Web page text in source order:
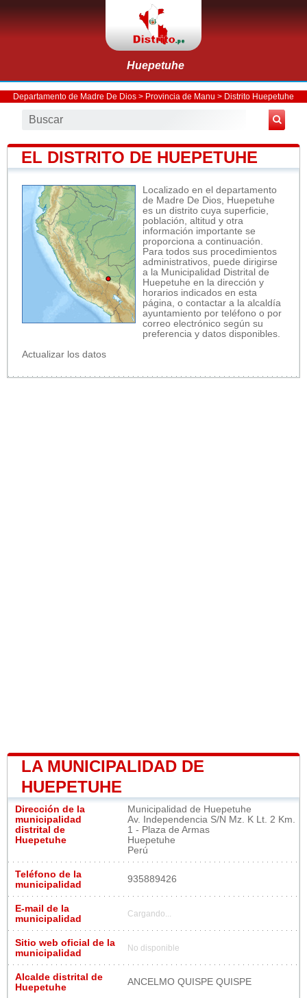
Huepetuhe
Departamento de Madre De Dios > Provincia de Manu > Distrito Huepetuhe
EL DISTRITO DE HUEPETUHE
Localizado en el departamento
de Madre De Dios, Huepetuhe
es un distrito cuya superficie,
población, altitud y otra
información importante se
proporciona a continuación.
Para todos sus procedimientos
administrativos, puede dirigirse
a la Municipalidad Distrital de
Huepetuhe en la dirección y
horarios indicados en esta
página, o contactar a la alcaldía
ayuntamiento por teléfono o por
correo electrónico según su
preferencia y datos disponibles.
Actualizar los datos
LA MUNICIPALIDAD DE
HUEPETUHE
Dirección de la
municipalidad
distrital de
Huepetuhe
Municipalidad de Huepetuhe
Av. Independencia S/N Mz. K Lt. 2 Km.
1 - Plaza de Armas
Huepetuhe
Perú
Teléfono de la
municipalidad
935889426
E-mail de la
municipalidad
Cargando...
Sitio web oficial de la
municipalidad
No disponible
Alcalde distrital de
Huepetuhe
ANCELMO QUISPE QUISPE